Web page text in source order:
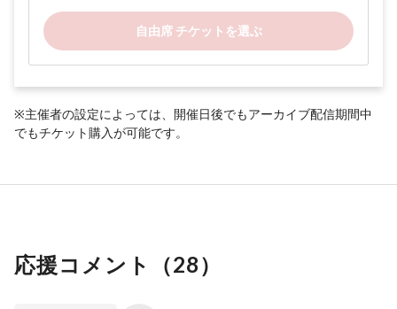
自由席 チケットを選ぶ
※主催者の設定によっては、開催日後でもアーカイブ配信期間中
でもチケット購入が可能です。
応援コメント（28）